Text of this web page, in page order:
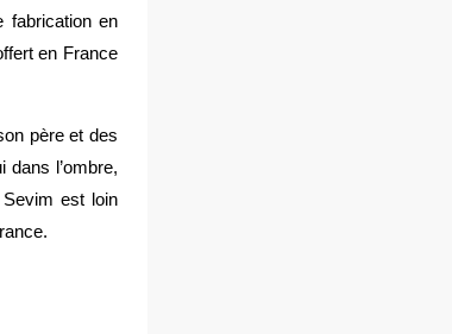
fabrication en
en France
père et des
l’ombre,
est loin